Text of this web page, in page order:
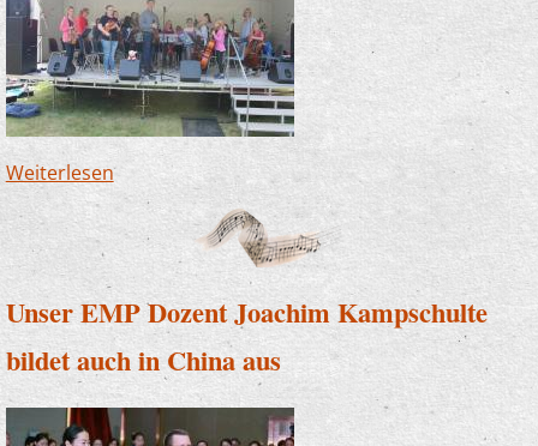
Weiterlesenüber Musik im Freibad? - Ja, das geht!
Unser EMP Dozent Joachim Kampschulte
bildet auch in China aus